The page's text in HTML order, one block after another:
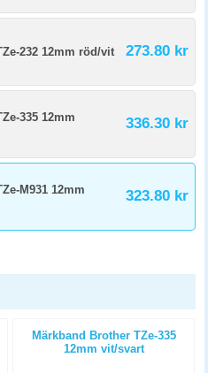
232 12mm röd/vit 273.80 kr
335 12mm
336.30 kr
M931 12mm
323.80 kr
Märkband Brother TZe-335
12mm vit/svart